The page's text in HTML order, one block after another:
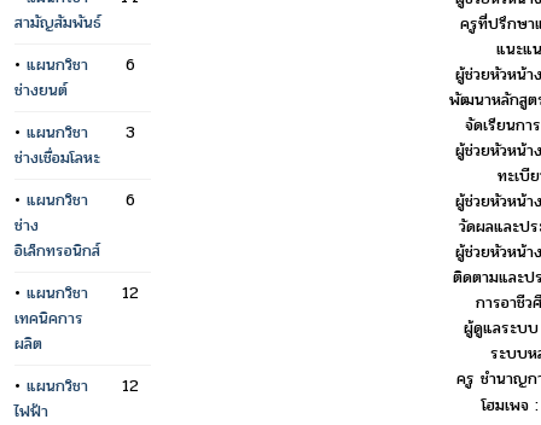
สามัญสัมพันธ์
• แผนกวิชา
ช่างยนต์
6
• แผนกวิชา
ช่างเชื่อมโลหะ
3
• แผนกวิชา
ช่าง
อิเล็กทรอนิกส์
6
• แผนกวิชา
เทคนิคการ
ผลิต
12
• แผนกวิชา
ไฟฟ้า
12
ครูที่ปรึกษา
แนะแ
ผู้ช่วยหัวหน้า
พัฒนาหลักสูต
จัดเรียนกา
ผู้ช่วยหัวหน้า
ทะเบี
ผู้ช่วยหัวหน้า
วัดผลและป
ผู้ช่วยหัวหน้า
ติดตามและป
การอาชีว
ผู้ดูแลระบ
ระบบ
ครู ชำนาญก
โฮมเพจ